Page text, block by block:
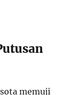
memuji